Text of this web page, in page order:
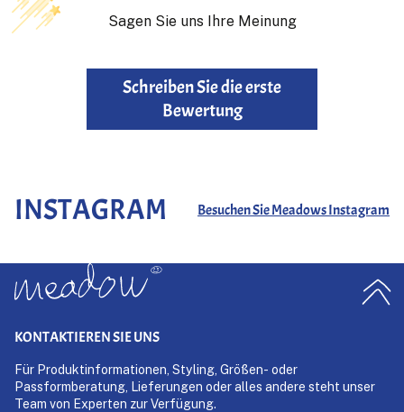
Sagen Sie uns Ihre Meinung
Schreiben Sie die erste
Bewertung
INSTAGRAM Besuchen Sie Meadows Instagram
KONTAKTIEREN SIE UNS
Für Produktinformationen, Styling, Größen- oder
Passformberatung, Lieferungen oder alles andere steht unser
Team von Experten zur Verfügung.